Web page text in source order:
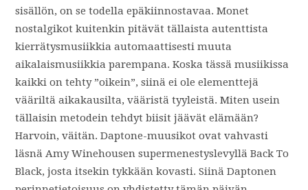
sisällön, on se todella epäkiinnostavaa. Monet
nostalgikot kuitenkin pitävät tällaista autenttista
kierrätysmusiikkia automaattisesti muuta
aikalaismusiikkia parempana. Koska tässä musiikissa
kaikki on tehty ”oikein”, siinä ei ole elementtejä
vääriltä aikakausilta, vääristä tyyleistä. Miten usein
tällaisin metodein tehdyt biisit jäävät elämään?
Harvoin, väitän. Daptone-muusikot ovat vahvasti
läsnä Amy Winehousen supermenestyslevyllä Back To
Black, josta itsekin tykkään kovasti. Siinä Daptonen